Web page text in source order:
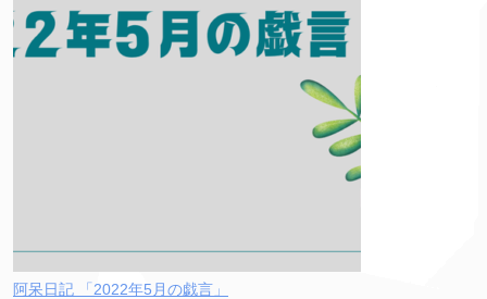
阿呆日記 「2022年5月の戯言」